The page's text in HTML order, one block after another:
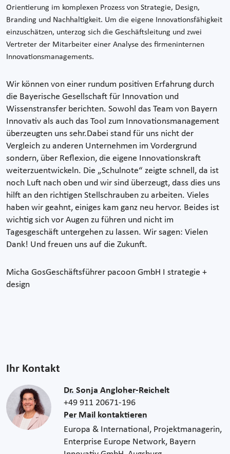
Orientierung im komplexen Prozess von Strategie, Design,
Branding und Nachhaltigkeit. Um die eigene Innovationsfähigkeit
einzuschätzen, unterzog sich die Geschäftsleitung und zwei
Vertreter der Mitarbeiter einer Analyse des firmeninternen
Innovationsmanagements.
Wir können von einer rundum positiven Erfahrung durch
die Bayerische Gesellschaft für Innovation und
Wissenstransfer berichten. Sowohl das Team von Bayern
Innovativ als auch das Tool zum Innovationsmanagement
überzeugten uns sehr.Dabei stand für uns nicht der
Vergleich zu anderen Unternehmen im Vordergrund
sondern, über Reflexion, die eigene Innovationskraft
weiterzuentwickeln. Die „Schulnote“ zeigte schnell, da ist
noch Luft nach oben und wir sind überzeugt, dass dies uns
hilft an den richtigen Stellschrauben zu arbeiten. Vieles
haben wir geahnt, einiges kam ganz neu hervor. Beides ist
wichtig sich vor Augen zu führen und nicht im
Tagesgeschäft untergehen zu lassen. Wir sagen: Vielen
Dank! Und freuen uns auf die Zukunft.
Micha GosGeschäftsführer pacoon GmbH I strategie +
design
Ihr Kontakt
Dr. Sonja Angloher-Reichelt
+49 911 20671-196
Per Mail kontaktieren
Europa & International, Projektmanagerin,
Enterprise Europe Network, Bayern